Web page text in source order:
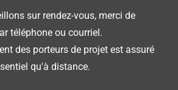
sur rendez-vous, merci de
téléphone ou courriel.
des porteurs de projet est assuré
qu'à distance.